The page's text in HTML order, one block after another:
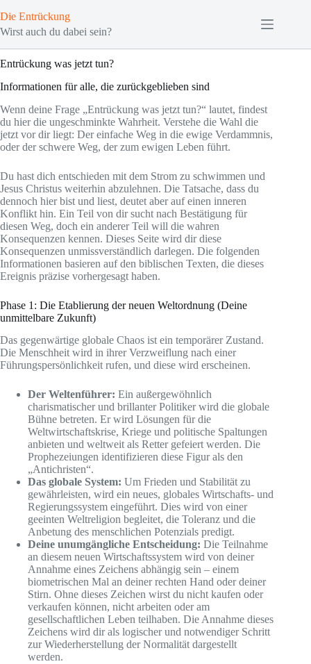
Inhalt
springen
Die Entrückung
Wirst auch du dabei sein?
Entrückung was jetzt tun?
Informationen für alle, die zurückgeblieben sind
Wenn deine Frage „Entrückung was jetzt tun?“ lautet, findest
du hier die ungeschminkte Wahrheit. Verstehe die Wahl die
jetzt vor dir liegt: Der einfache Weg in die ewige Verdammnis,
oder der schwere Weg, der zum ewigen Leben führt.
Du hast dich entschieden mit dem Strom zu schwimmen und
Jesus Christus weiterhin abzulehnen. Die Tatsache, dass du
dennoch hier bist und liest, deutet aber auf einen inneren
Konflikt hin. Ein Teil von dir sucht nach Bestätigung für
diesen Weg, doch ein anderer Teil will die wahren
Konsequenzen kennen. Dieses Seite wird dir diese
Konsequenzen unmissverständlich darlegen. Die folgenden
Informationen basieren auf den biblischen Texten, die dieses
Ereignis präzise vorhergesagt haben.
Phase 1: Die Etablierung der neuen Weltordnung (Deine
unmittelbare Zukunft)
Das gegenwärtige globale Chaos ist ein temporärer Zustand.
Die Menschheit wird in ihrer Verzweiflung nach einer
Führungspersönlichkeit rufen, und diese wird erscheinen.
Der Weltenführer: Ein außergewöhnlich
charismatischer und brillanter Politiker wird die globale
Bühne betreten. Er wird Lösungen für die
Weltwirtschaftskrise, Kriege und politische Spaltungen
anbieten und weltweit als Retter gefeiert werden. Die
Prophezeiungen identifizieren diese Figur als den
„Antichristen“.
Das globale System: Um Frieden und Stabilität zu
gewährleisten, wird ein neues, globales Wirtschafts- und
Regierungssystem eingeführt. Dies wird von einer
geeinten Weltreligion begleitet, die Toleranz und die
Anbetung des menschlichen Potenzials predigt.
Deine unumgängliche Entscheidung: Die Teilnahme
an diesem neuen Wirtschaftssystem wird von deiner
Annahme eines Zeichens abhängig sein – einem
biometrischen Mal an deiner rechten Hand oder deiner
Stirn. Ohne dieses Zeichen wirst du nicht kaufen oder
verkaufen können, nicht arbeiten oder am
gesellschaftlichen Leben teilhaben. Die Annahme dieses
Zeichens wird dir als logischer und notwendiger Schritt
zur Wiederherstellung der Normalität dargestellt
werden.